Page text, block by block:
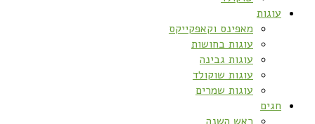
עוגות
מאפינס וקאפקייקס
עוגות בחושות
עוגות גבינה
עוגות שוקולד
עוגות שמרים
חגים